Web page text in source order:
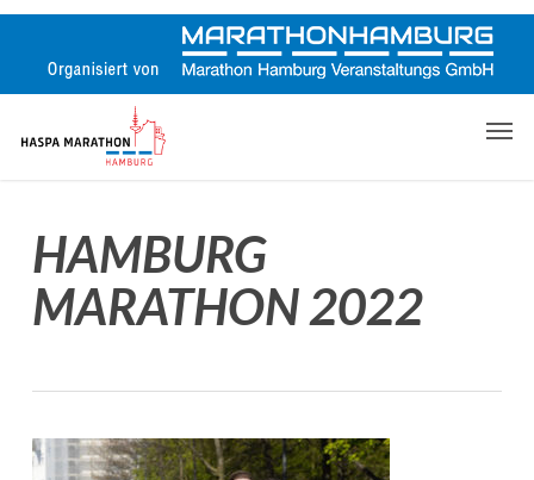
Skip
content
HAMBURG
MARATHON 2022